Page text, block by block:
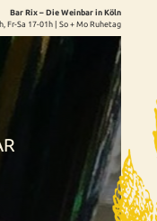
Bar Rix – Die Weinbar in Köln
Fr-Sa 17-01h | So + Mo Ruhetag